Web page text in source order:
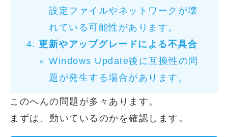
設定ファイルやネットワークが壊
れている可能性があります。
更新やアップグレードによる不具合
Windows Update後に互換性の問
題が発生する場合があります。
このへんの問題が多々あります。
まずは、動いているのかを確認します。